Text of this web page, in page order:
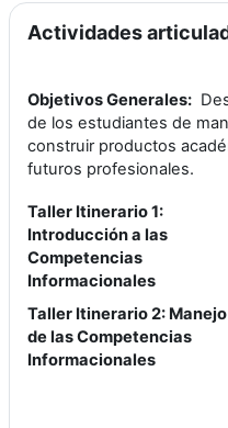
Actividades
Objetivos Generales:
de los estudiantes de
construir productos
futuros profesionales.
Taller Itinerario 1:
Introducción a las
Competencias
Informacionales
Taller Itinerario 2: Manejo
de las Competencias
Informacionales